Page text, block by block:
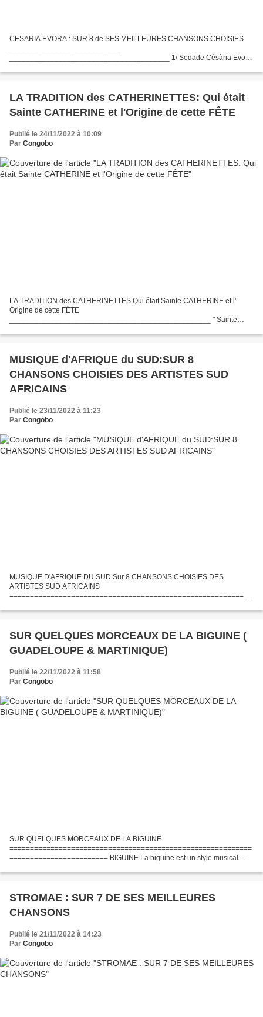
CESARIA EVORA : SUR 8 de SES MEILLEURES CHANSONS CHOISIES
_______________________________________ 1/ Sodade Césària Evora
==================================== 2/ Besame...
LA TRADITION des CATHERINETTES: Qui était
Sainte CATHERINE et l'Origine de cette FÊTE
Publié le 24/11/2022 à 10:09
Par Congobo
LA TRADITION des CATHERINETTES Qui était Sainte CATHERINE et l'
Origine de cette FÊTE
_________________________________________________ " Sainte
===========================================================
MUSIQUE d'AFRIQUE du SUD:SUR 8
CHANSONS CHOISIES DES ARTISTES SUD
AFRICAINS
Publié le 23/11/2022 à 11:23
Par Congobo
MUSIQUE D'AFRIQUE DU SUD Sur 8 CHANSONS CHOISIES DES
ARTISTES SUD AFRICAINS
===========================================================
Musique Sud-Africaine, qu'est ce qui vous vient en tête ?...
SUR QUELQUES MORCEAUX DE LA BIGUINE (
GUADELOUPE & MARTINIQUE)
Publié le 22/11/2022 à 11:58
Par Congobo
SUR QUELQUES MORCEAUX DE LA BIGUINE
===========================================================
======================== BIGUINE La biguine est un style musical
moment de l'abolition...
STROMAE : SUR 7 DE SES MEILLEURES
CHANSONS
Publié le 21/11/2022 à 14:23
Par Congobo